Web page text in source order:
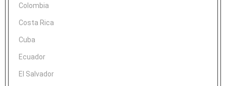
Colombia
Costa Rica
Cuba
Ecuador
El Salvador